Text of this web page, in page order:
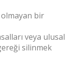
bir
veya ulusal
silinmek